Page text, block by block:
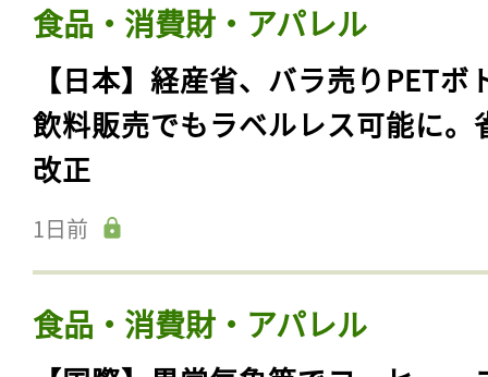
食品・消費財・アパレル
【日本】経産省、バラ売りPETボ
飲料販売でもラベルレス可能に。
改正
1日前
食品・消費財・アパレル